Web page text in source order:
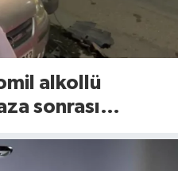
alkollü
sonrası